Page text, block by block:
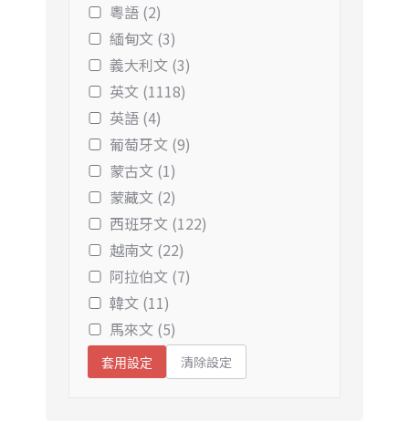
粵語 (2)
緬甸文 (3)
義大利文 (3)
英文 (1118)
英語 (4)
葡萄牙文 (9)
蒙古文 (1)
蒙藏文 (2)
西班牙文 (122)
越南文 (22)
阿拉伯文 (7)
韓文 (11)
馬來文 (5)
套用設定 清除設定